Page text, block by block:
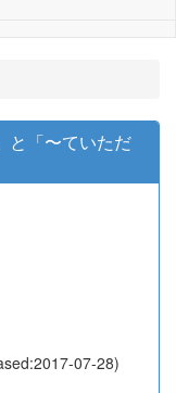
と「〜ていただ
07-28)